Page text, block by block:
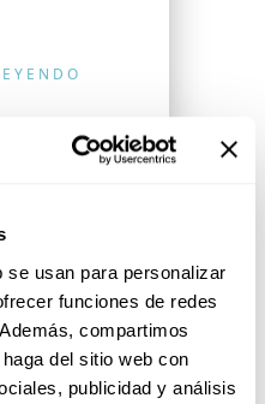
usan para personalizar
funciones de redes
compartimos
del sitio web con
publicidad y análisis